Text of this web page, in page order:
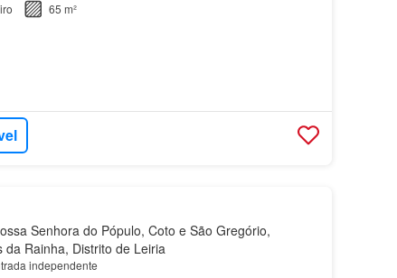
65 m²
Senhora do Pópulo, Coto e São Gregório,
da Rainha, Distrito de Leiria
independente